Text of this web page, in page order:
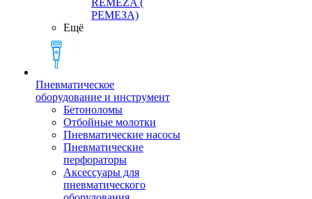
REMEZA (
РЕМЕЗА)
Ещё
Пневматическое
оборудование и инструмент
Бетоноломы
Отбойные молотки
Пневматические насосы
Пневматические
перфораторы
Аксессуары для
пневматического